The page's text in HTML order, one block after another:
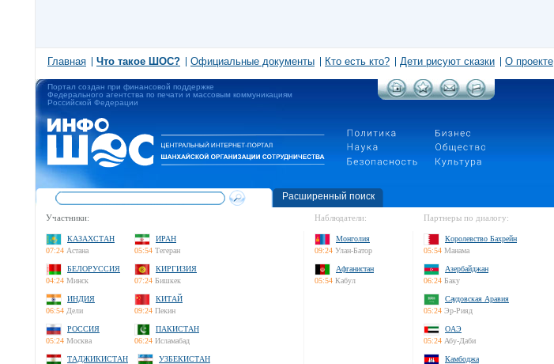
Главная Что такое ШОС? Официальные документы Кто есть кто? Дети рисуют сказки О проекте
Портал создан при финансовой поддержке
Федерального агентства по печати и массовым коммуникациям
Российской Федерации
Расширенный поиск
Участники:
КАЗАХСТАН
07:24 Астана
ИРАН
05:54 Тегеран
БЕЛОРУССИЯ
04:24 Минск
КИРГИЗИЯ
07:24 Бишкек
ИНДИЯ
06:54 Дели
КИТАЙ
09:24 Пекин
РОССИЯ
05:24 Москва
ПАКИСТАН
06:24 Исламабад
ТАДЖИКИСТАН
УЗБЕКИСТАН
Наблюдатели:
Монголия
09:24 Улан-Батор
Афганистан
05:54 Кабул
Партнеры по диалогу:
Королевство Бахрейн
05:54 Манама
Азербайджан
06:24 Баку
Саудовская Аравия
05:24 Эр-Рияд
ОАЭ
05:24 Абу-Даби
Камбоджа